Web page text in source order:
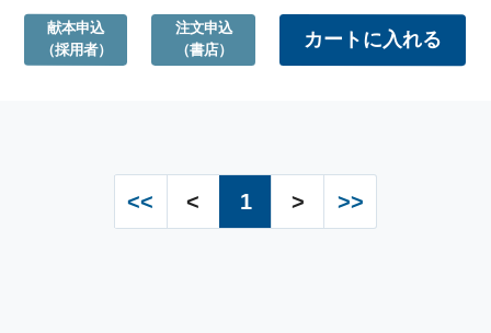
献本申込
（採用者）
注文申込
（書店）
<< < 1 > >>